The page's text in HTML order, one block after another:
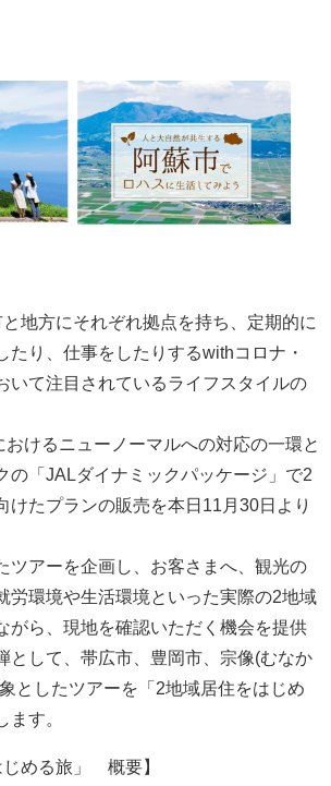
地方にそれぞれ拠点を持ち、定期的に
たり、仕事をしたりするwithコロナ・
いて注目されているライフスタイルの
けるニューノーマルへの対応の一環と
の「JALダイナミックパッケージ」で2
けたプランの販売を本日11月30日より
ツアーを企画し、お客さまへ、観光の
労環境や生活環境といった実際の2地域
がら、現地を確認いただく機会を提供
として、帯広市、豊岡市、宗像(むなか
としたツアーを「2地域居住をはじめ
ます。
じめる旅」 概要】